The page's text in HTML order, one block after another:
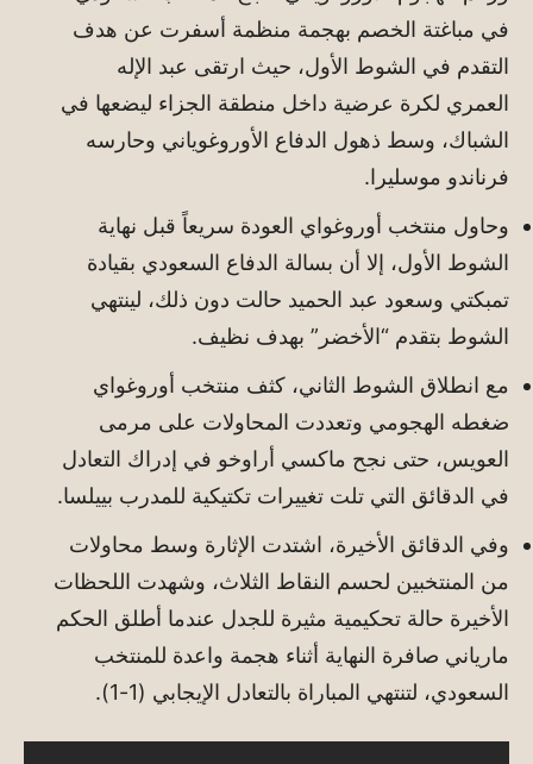
في مباغتة الخصم بهجمة منظمة أسفرت عن هدف
التقدم في الشوط الأول، حيث ارتقى عبد الإله
العمري لكرة عرضية داخل منطقة الجزاء ليضعها في
الشباك، وسط ذهول الدفاع الأوروغوياني وحارسه
فرناندو موسليرا.
وحاول منتخب أوروغواي العودة سريعاً قبل نهاية
الشوط الأول، إلا أن بسالة الدفاع السعودي بقيادة
تمبكتي وسعود عبد الحميد حالت دون ذلك، لينتهي
الشوط بتقدم “الأخضر” بهدف نظيف.
مع انطلاق الشوط الثاني، كثف منتخب أوروغواي
ضغطه الهجومي وتعددت المحاولات على مرمى
العويس، حتى نجح ماكسي أراوخو في إدراك التعادل
في الدقائق التي تلت تغييرات تكتيكية للمدرب بييلسا.
وفي الدقائق الأخيرة، اشتدت الإثارة وسط محاولات
من المنتخبين لحسم النقاط الثلاث، وشهدت اللحظات
الأخيرة حالة تحكيمية مثيرة للجدل عندما أطلق الحكم
مارياني صافرة النهاية أثناء هجمة واعدة للمنتخب
السعودي، لتنتهي المباراة بالتعادل الإيجابي (1-1).